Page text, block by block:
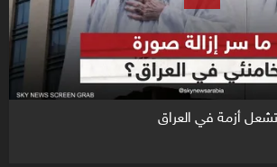
أزمة في العراق